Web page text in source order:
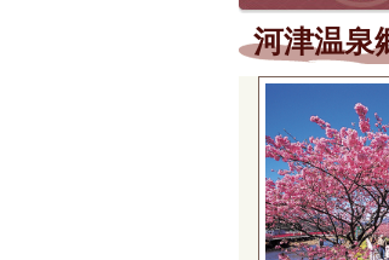
河津温泉